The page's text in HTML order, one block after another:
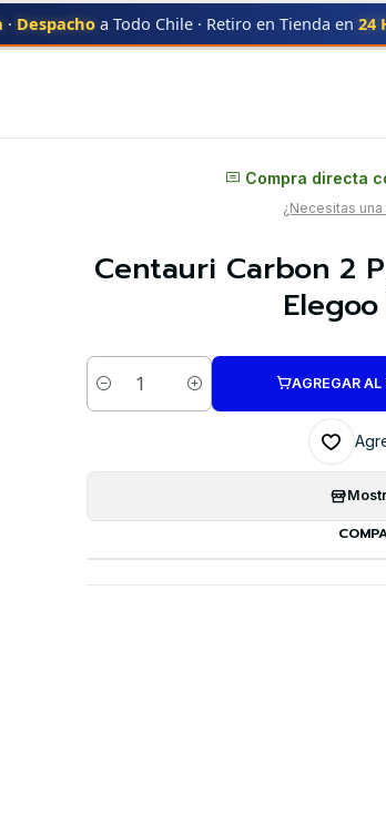
· Despacho a Todo Chile · Retiro en Tienda en 24
| Repuestos 3D
Compra directa
¿Necesitas
Centauri Carbon 2
Cantidad
AGREGAR AL